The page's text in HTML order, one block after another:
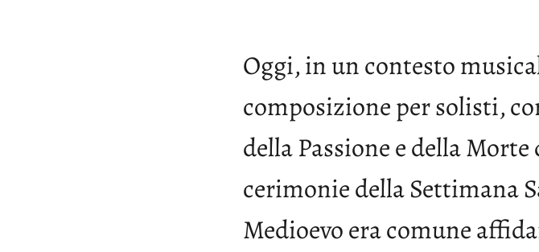
Oggi, in un contesto
composizione per solisti,
della Passione e della
cerimonie della Settimana
Medioevo era comune